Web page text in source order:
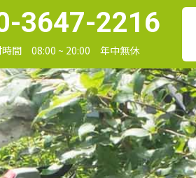
3647-2216
時間 08:00 ~ 20:00 年中無休